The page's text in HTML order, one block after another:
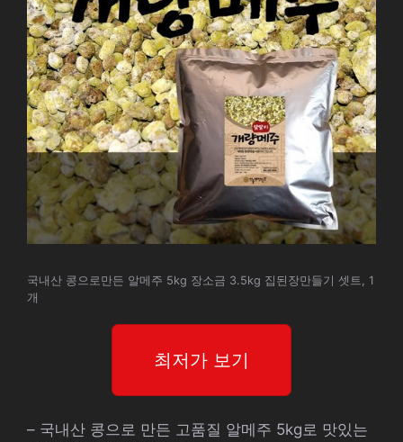
국내산 콩으로만든 알메주 5kg 장소금 3.5kg 집된장만들기 셋트, 1
개
최저가 보기
– 국내산 콩으로 만든 고품질 알메주 5kg로 맛있는